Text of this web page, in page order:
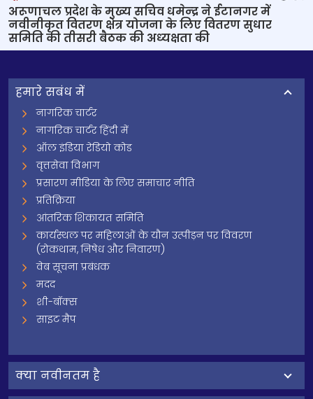
अरूणाचल प्रदेश के मुख्‍य सचिव धमेन्‍द्र ने ईटानगर में
नवीनीकृत वितरण क्षेत्र योजना के लिए वितरण सुधार
समिति की तीसरी बैठक की अध्‍यक्षता की
हमारे सबंध में
नागरिक चार्टर
नागरिक चार्टर हिंदी में
ऑल इंडिया रेडियो कोड
वृत्तसेवा विभाग
प्रसारण मीडिया के लिए समाचार नीति
प्रतिक्रिया
आंतरिक शिकायत समिति
कार्यस्थल पर महिलाओं के यौन उत्पीड़न पर विवरण
(रोकथाम, निषेध और निवारण)
वेब सूचना प्रबंधक
मदद
शी-बॉक्स
साइट मैप
क्‍या नवीनतम है